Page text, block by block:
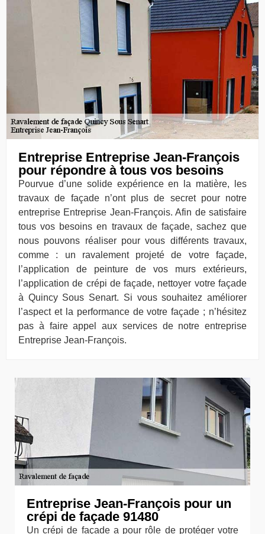
Entreprise Entreprise Jean-François
pour répondre à tous vos besoins
Pourvue d’une solide expérience en la matière, les
travaux de façade n’ont plus de secret pour notre
entreprise Entreprise Jean-François. Afin de satisfaire
tous vos besoins en travaux de façade, sachez que
nous pouvons réaliser pour vous différents travaux,
comme : un ravalement projeté de votre façade,
l’application de peinture de vos murs extérieurs,
l’application de crépi de façade, nettoyer votre façade
à Quincy Sous Senart. Si vous souhaitez améliorer
l’aspect et la performance de votre façade ; n’hésitez
pas à faire appel aux services de notre entreprise
Entreprise Jean-François.
Entreprise Jean-François pour un
crépi de façade 91480
Un crépi de façade a pour rôle de protéger votre